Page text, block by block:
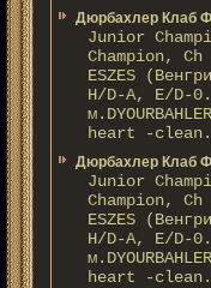
Дюрбахлер Клаб
Junior
Champion, Ch
ESZES
H/D-A, E/D-
heart -
Дюрбахлер Клаб
Junior
Champion, Ch
ESZES
H/D-A, E/D-
heart -